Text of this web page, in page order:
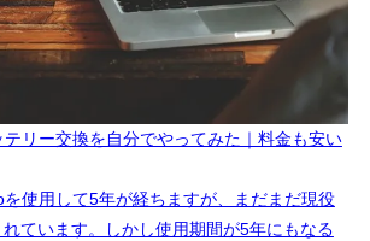
リー交換を自分でやってみた｜料金も安い
使用して5年が経ちますが、まだまだ現役
ています。しかし使用期間が5年にもなる